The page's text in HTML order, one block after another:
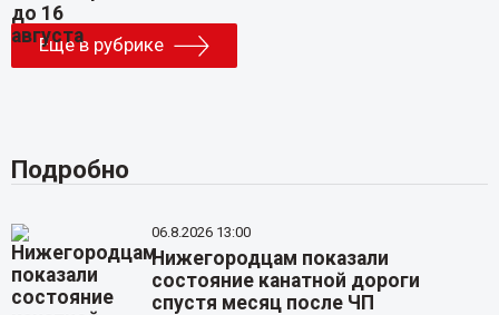
Еще в рубрике
Подробно
06.8.2026 13:00
Нижегородцам показали
состояние канатной дороги
спустя месяц после ЧП